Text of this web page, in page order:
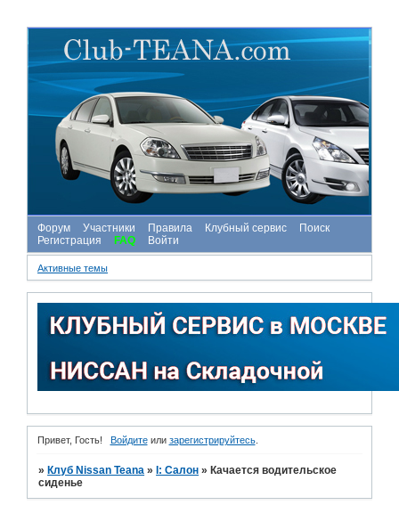
Форум Участники Правила Клубный сервис
Поиск
Регистрация
FAQ Войти
Активные темы
Привет, Гость! Войдитеили зарегистрируйтесь.
» Клуб Nissan Teana » I: Салон » Качается водительское
сиденье